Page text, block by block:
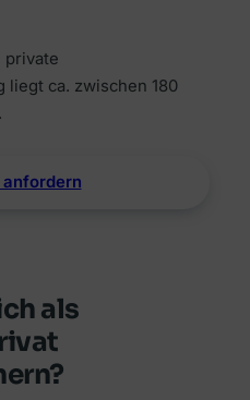
private
liegt ca. zwischen 180
als